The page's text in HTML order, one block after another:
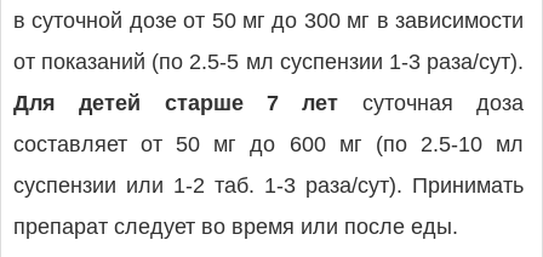
в суточной дозе от 50 мг до 300 мг в зависимости
от показаний (по 2.5-5 мл суспензии 1-3 раза/сут).
Для детей старше 7 лет суточная доза
составляет от 50 мг до 600 мг (по 2.5-10 мл
суспензии или 1-2 таб. 1-3 раза/сут). Принимать
препарат следует во время или после еды.